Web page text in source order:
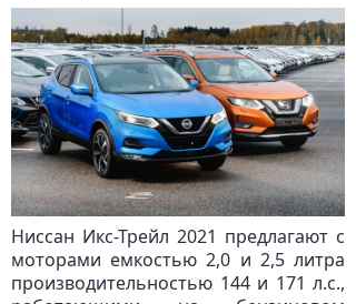
Ниссан Икс-Трейл 2021 предлагают с
моторами емкостью 2,0 и 2,5 литра
производительностью 144 и 171 л.с.,